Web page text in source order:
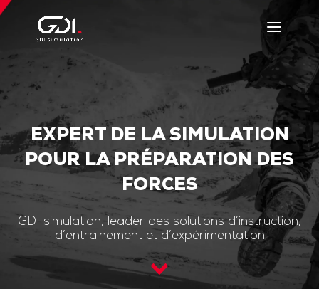
EXPERT DE LA SIMULATION
POUR LA PRÉPARATION DES
FORCES
GDI simulation, leader des solutions d’instruction,
d’entrainement et d’expérimentation